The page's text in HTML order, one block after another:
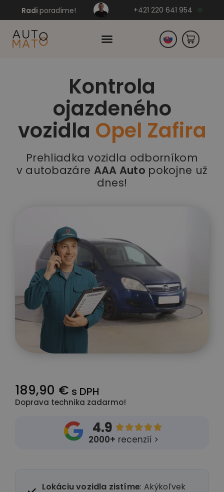
Radi poradíme! +421 220 641 954
Kontrola
ojazdeného
vozidla Opel Zafira
Prehliadka vozidla odborníkom
v autobazáre AAA Auto pokojne už
dnes!
189,90 € s DPH
Doprava technika zadarmo!
4.9 
2000+ recenzií >
Lokáciu vozidla zistíme: Akýkoľvek